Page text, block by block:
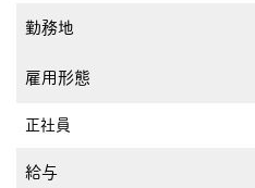
勤務地
雇用形態
正社員
給与